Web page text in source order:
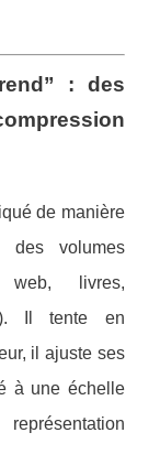
: des
de manière
volumes
web, livres,
Il tente en
il ajuste ses
à une échelle